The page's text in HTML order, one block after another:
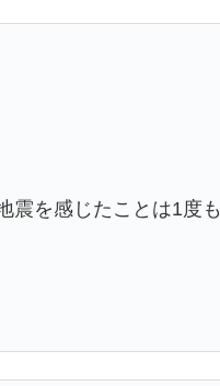
震を感じたことは1度も